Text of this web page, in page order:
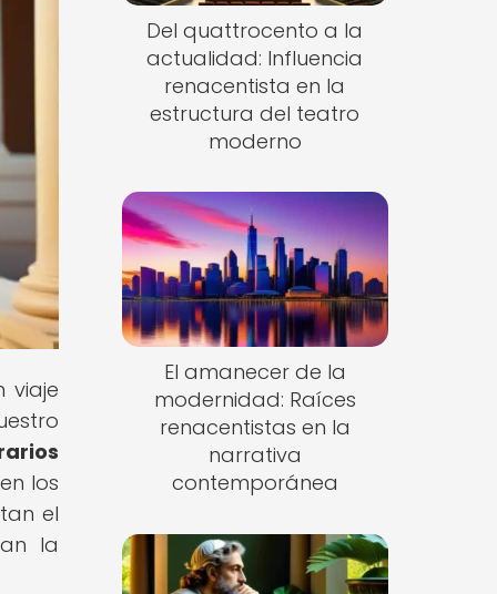
viaje
los
el
la
Del quattrocento a la
actualidad: Influencia
renacentista en la
estructura del teatro
moderno
El amanecer de la
modernidad: Raíces
renacentistas en la
narrativa
contemporánea